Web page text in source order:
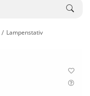
Lampenstativ